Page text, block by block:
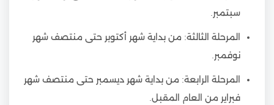
سبتمبر.
المرحلة الثالثة: من بداية شهر أكتوبر حتى منتصف شهر
نوفمبر.
المرحلة الرابعة: من بداية شهر ديسمبر حتى منتصف شهر
فبراير من العام المقبل.